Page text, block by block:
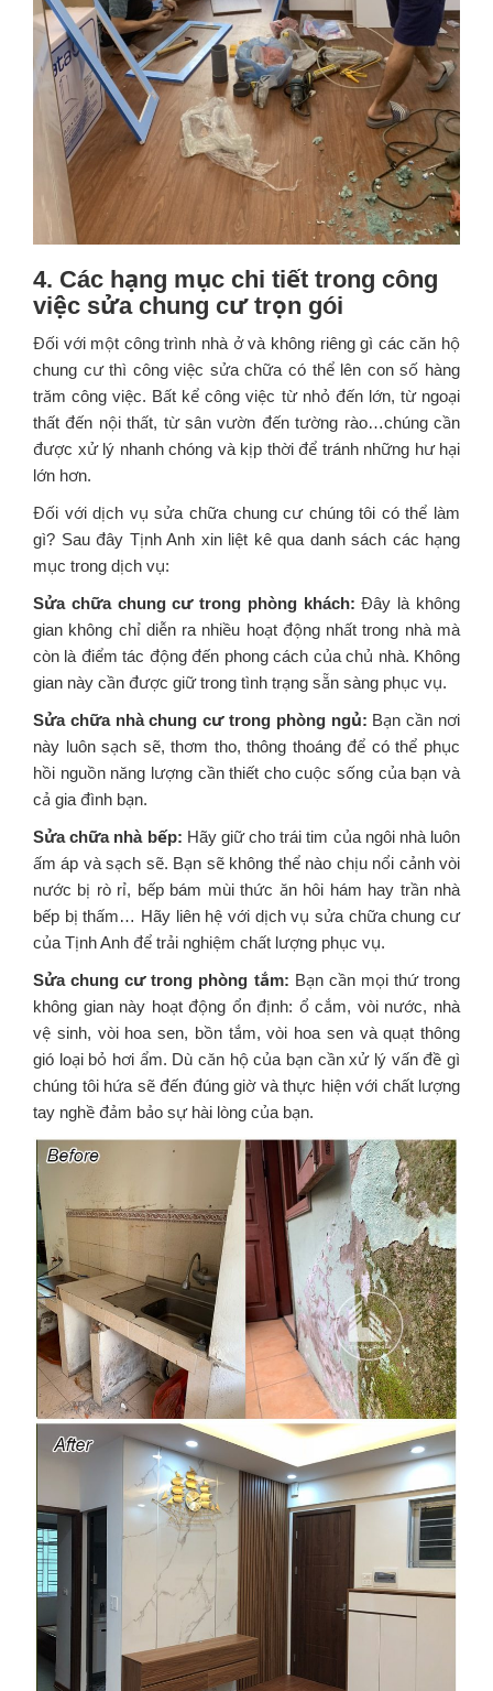
4. Các hạng mục chi tiết trong công
việc sửa chung cư trọn gói
Đối với một công trình nhà ở và không riêng gì các căn hộ
chung cư thì công việc sửa chữa có thể lên con số hàng
trăm công việc. Bất kể công việc từ nhỏ đến lớn, từ ngoại
thất đến nội thất, từ sân vườn đến tường rào…chúng cần
được xử lý nhanh chóng và kịp thời để tránh những hư hại
lớn hơn.
Đối với dịch vụ sửa chữa chung cư chúng tôi có thể làm
gì? Sau đây Tịnh Anh xin liệt kê qua danh sách các hạng
mục trong dịch vụ:
Sửa chữa chung cư trong phòng khách: Đây là không
gian không chỉ diễn ra nhiều hoạt động nhất trong nhà mà
còn là điểm tác động đến phong cách của chủ nhà. Không
gian này cần được giữ trong tình trạng sẵn sàng phục vụ.
Sửa chữa nhà chung cư trong phòng ngủ: Bạn cần nơi
này luôn sạch sẽ, thơm tho, thông thoáng để có thể phục
hồi nguồn năng lượng cần thiết cho cuộc sống của bạn và
cả gia đình bạn.
Sửa chữa nhà bếp: Hãy giữ cho trái tim của ngôi nhà luôn
ấm áp và sạch sẽ. Bạn sẽ không thể nào chịu nổi cảnh vòi
nước bị rò rỉ, bếp bám mùi thức ăn hôi hám hay trần nhà
bếp bị thấm… Hãy liên hệ với dịch vụ sửa chữa chung cư
của Tịnh Anh để trải nghiệm chất lượng phục vụ.
Sửa chung cư trong phòng tắm: Bạn cần mọi thứ trong
không gian này hoạt động ổn định: ổ cắm, vòi nước, nhà
vệ sinh, vòi hoa sen, bồn tắm, vòi hoa sen và quạt thông
gió loại bỏ hơi ẩm. Dù căn hộ của bạn cần xử lý vấn đề gì
chúng tôi hứa sẽ đến đúng giờ và thực hiện với chất lượng
tay nghề đảm bảo sự hài lòng của bạn.